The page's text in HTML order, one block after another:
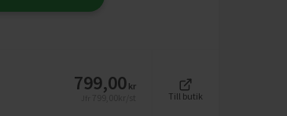
799,00 kr
Till butik